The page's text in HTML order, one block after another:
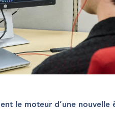
le moteur d’une nouvelle